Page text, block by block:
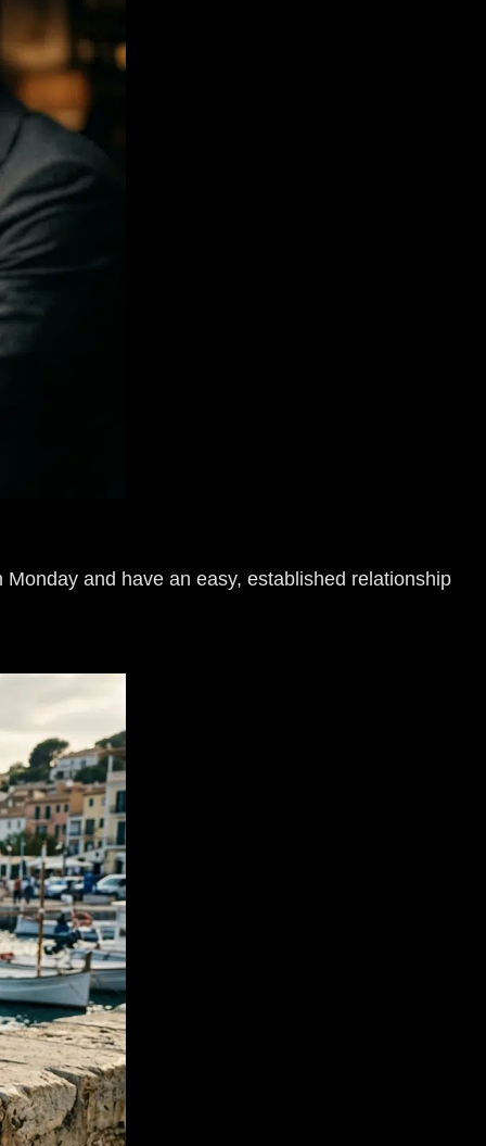
and have an easy, established relationship